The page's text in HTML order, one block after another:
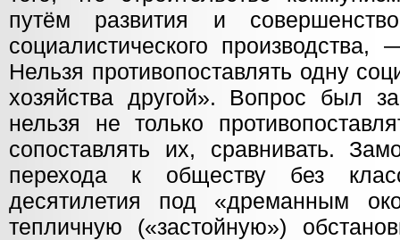
путём развития и
социалистического
Нельзя противопоставлять одну
хозяйства другой». Вопрос был
нельзя не только
сопоставлять их, сравнивать.
перехода к обществу без
десятилетия под «дреманным
тепличную («застойную»)